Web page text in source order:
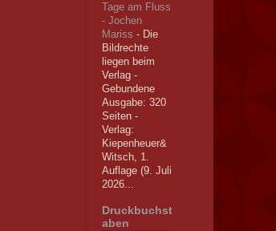
Tage am Fluss
- Jochen
Mariss - Die
Bildrechte
liegen beim
Verlag -
Gebundene
Ausgabe: 320
Seiten -
Verlag: ‎
Kiepenheuer&
Witsch, 1.
Auflage (9. Juli
2026...
Druckbuchst
aben